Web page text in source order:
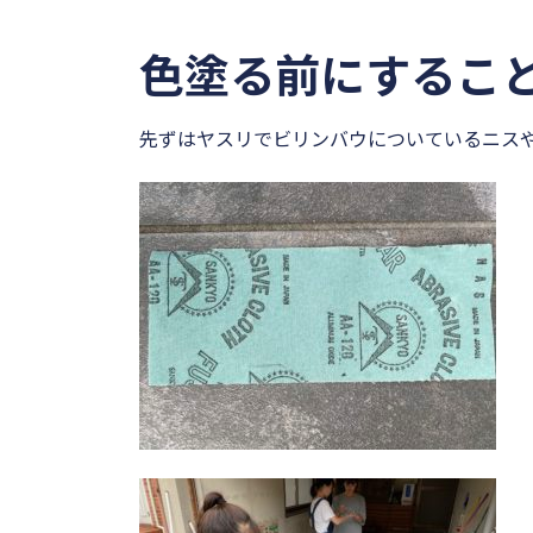
色塗る前にするこ
先ずはヤスリでビリンバウについているニス